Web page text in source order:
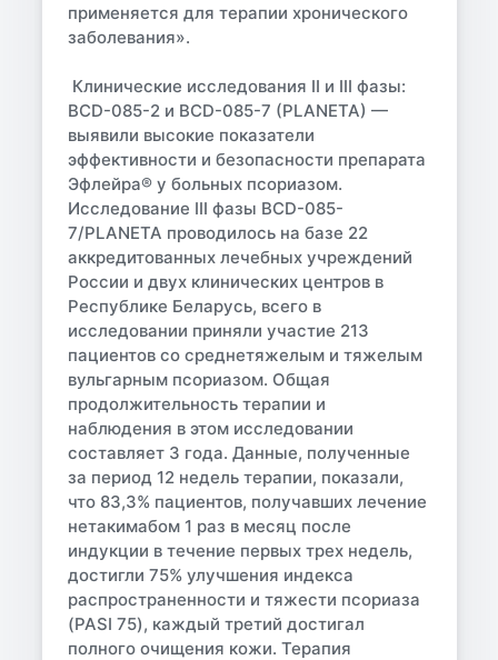
применяется для терапии хронического
заболевания».
Клинические исследования II и III фазы:
BCD-085-2 и BCD-085-7 (PLANETA) —
выявили высокие показатели
эффективности и безопасности препарата
Эфлейра® у больных псориазом.
Исследование III фазы BCD-085-
7/PLANETA проводилось на базе 22
аккредитованных лечебных учреждений
России и двух клинических центров в
Республике Беларусь, всего в
исследовании приняли участие 213
пациентов со среднетяжелым и тяжелым
вульгарным псориазом. Общая
продолжительность терапии и
наблюдения в этом исследовании
составляет 3 года. Данные, полученные
за период 12 недель терапии, показали,
что 83,3% пациентов, получавших лечение
нетакимабом 1 раз в месяц после
индукции в течение первых трех недель,
достигли 75% улучшения индекса
распространенности и тяжести псориаза
(PASI 75), каждый третий достигал
полного очищения кожи. Терапия